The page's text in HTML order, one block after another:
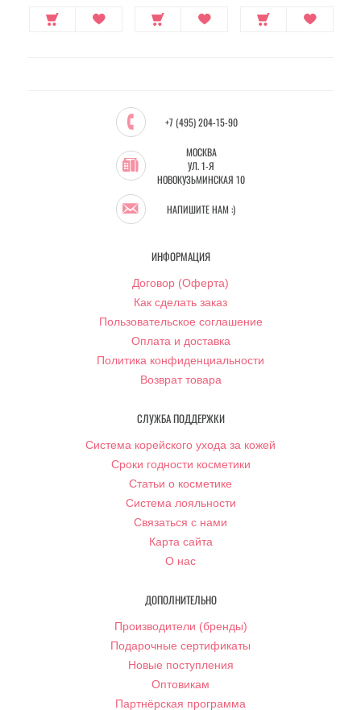
+7 (495) 204-15-90
МОСКВА
УЛ. 1-Я
НОВОКУЗЬМИНСКАЯ 10
НАПИШИТЕ НАМ :)
ИНФОРМАЦИЯ
Договор (Оферта)
Как сделать заказ
Пользовательское соглашение
Оплата и доставка
Политика конфиденциальности
Возврат товара
СЛУЖБА ПОДДЕРЖКИ
Система корейского ухода за кожей
Сроки годности косметики
Статьи о косметике
Система лояльности
Связаться с нами
Карта сайта
О нас
ДОПОЛНИТЕЛЬНО
Производители (бренды)
Подарочные сертификаты
Новые поступления
Оптовикам
Партнёрская программа